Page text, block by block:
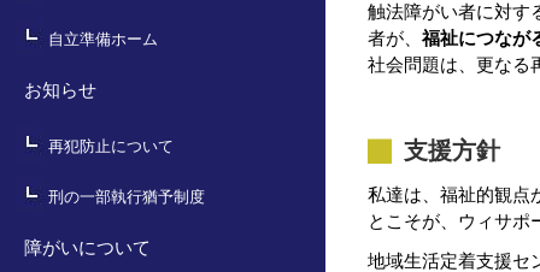
触法障がい者に対す
者が、 福祉につなが
社会問題は、更なる
支援方針
私達は、福祉的観点
とこそが、ウィサポ
地域生活定着支援セ
自立準備ホーム
お知らせ
再犯防止について
刑の一部執行猶予制度
障がいについて